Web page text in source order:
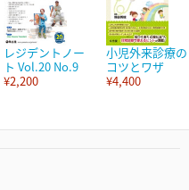
レジデントノー
ト Vol.20 No.9
¥2,200
小児外来診療の
コツとワザ
¥4,400